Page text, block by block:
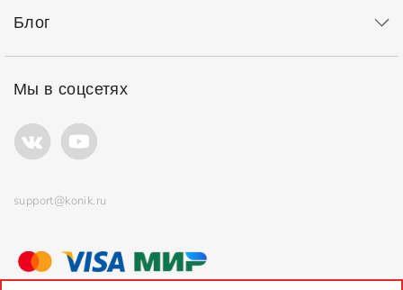
Блог
Мы в соцсетях
support@konik.ru